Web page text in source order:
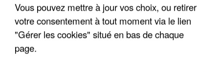
Vous pouvez mettre à jour vos choix, ou retirer
votre consentement à tout moment via le lien
"Gérer les cookies" situé en bas de chaque
page.